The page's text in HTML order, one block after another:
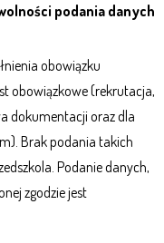
podania danych
obowiązku
obowiązkowe (rekrutacja,
dokumentacji oraz dla
Brak podania takich
Podanie danych,
zgodzie jest